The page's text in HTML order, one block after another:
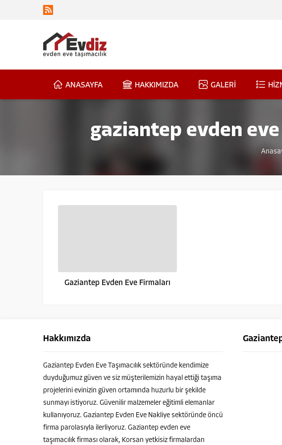
ANASAYFA HAKKIMIZDA GALERİ
gaziantep evden
Gaziantep Evden Eve Firmaları
Hakkımızda
Gaziantep Evden Eve Taşımacılık sektöründe kendimize
duyduğumuz güven ve siz müşterilemizin hayal ettiği taşıma
projelerini evinizin güven ortamında huzurlu bir şekilde
sunmayı istiyoruz. Güvenilir malzemeler eğitimli elemanlar
kullanıyoruz. Gaziantep Evden Eve Nakliye sektöründe öncü
firma parolasıyla ilerliyoruz. Gaziantep evden eve
taşımacılık firması olarak, Korsan yetkisiz firmalardan
HASAN GÜNASLAN
Cevap Yaz